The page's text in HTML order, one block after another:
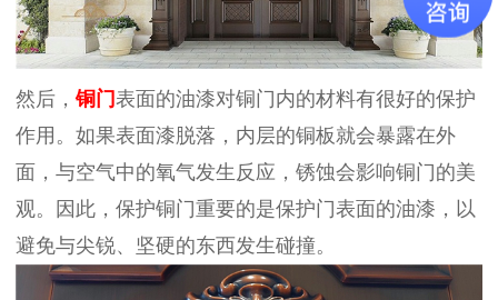
然后，铜门表面的油漆对铜门内的材料有很好的保护
作用。如果表面漆脱落，内层的铜板就会暴露在外
面，与空气中的氧气发生反应，锈蚀会影响铜门的美
观。因此，保护铜门重要的是保护门表面的油漆，以
避免与尖锐、坚硬的东西发生碰撞。